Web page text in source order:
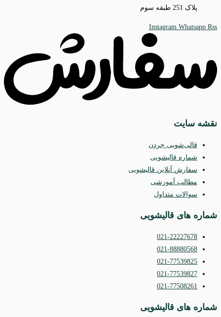
پلاک 251 طبقه سوم
Instagram Whatsapp Rss
نقشه سایت
قالی‌شویی جردن
شماره قالیشویی
سفارش آنلاین قالیشویی
مطالب آموزشی
سوالات متداول
شماره های قالیشویی
021-22227678
021-88880568
021-77539825
021-77539827
021-77508261
شماره های قالیشویی